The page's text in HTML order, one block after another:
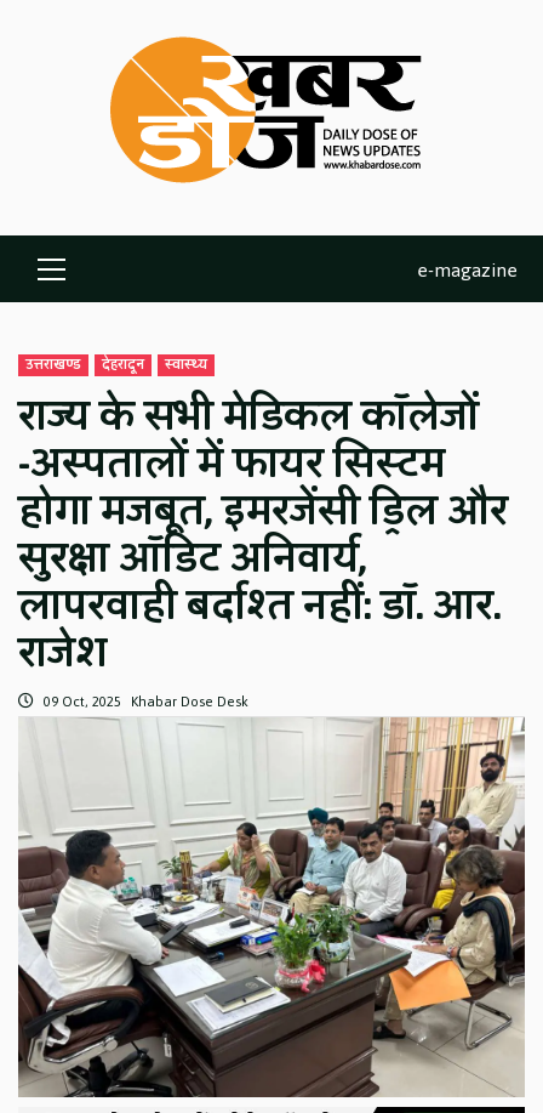
Primary
Menu
e-magazine
उत्तराखण्ड देहरादून स्वास्थ्य
राज्य के सभी मेडिकल कॉलेजों
-अस्पतालों में फायर सिस्टम
होगा मजबूत, इमरजेंसी ड्रिल और
सुरक्षा ऑडिट अनिवार्य,
लापरवाही बर्दाश्त नहीं: डॉ. आर.
राजेश
09 Oct, 2025 Khabar Dose Desk